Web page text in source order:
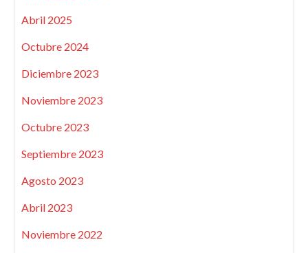
Abril 2025
Octubre 2024
Diciembre 2023
Noviembre 2023
Octubre 2023
Septiembre 2023
Agosto 2023
Abril 2023
Noviembre 2022